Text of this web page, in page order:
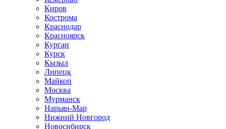
Киров
Кострома
Краснодар
Красноярск
Курган
Курск
Кызыл
Липецк
Майкоп
Москва
Мурманск
Нарьян-Мар
Нижний Новгород
Новосибирск